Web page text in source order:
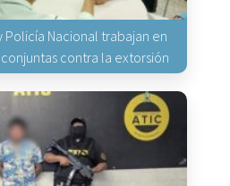
Policía Nacional trabajan en
contra la extorsión